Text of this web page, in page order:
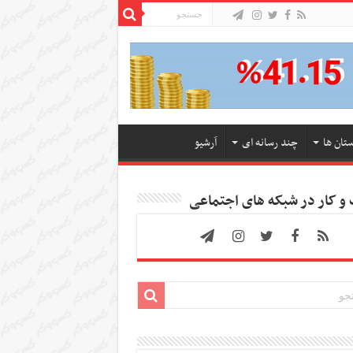
ها چند رسانه ای آرشیو
کار در شبکه های اجتماعی